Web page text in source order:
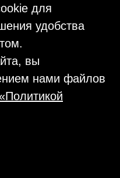
для
удобства
вы
нами файлов
«Политикой